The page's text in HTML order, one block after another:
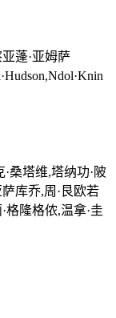
蓬·亚姆萨
桑塔维,塔纳功·陂
库乔,周·艮欧若
格隆格侬,温拿·圭